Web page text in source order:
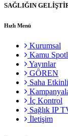
SAĞLIĞIN
Hızlı Menü
Kurumsal
Kamu
Yayınlar
GÖREN
Saha
İç Kontrol
Sağlık IP
İletişim